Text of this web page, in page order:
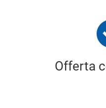
Offerta